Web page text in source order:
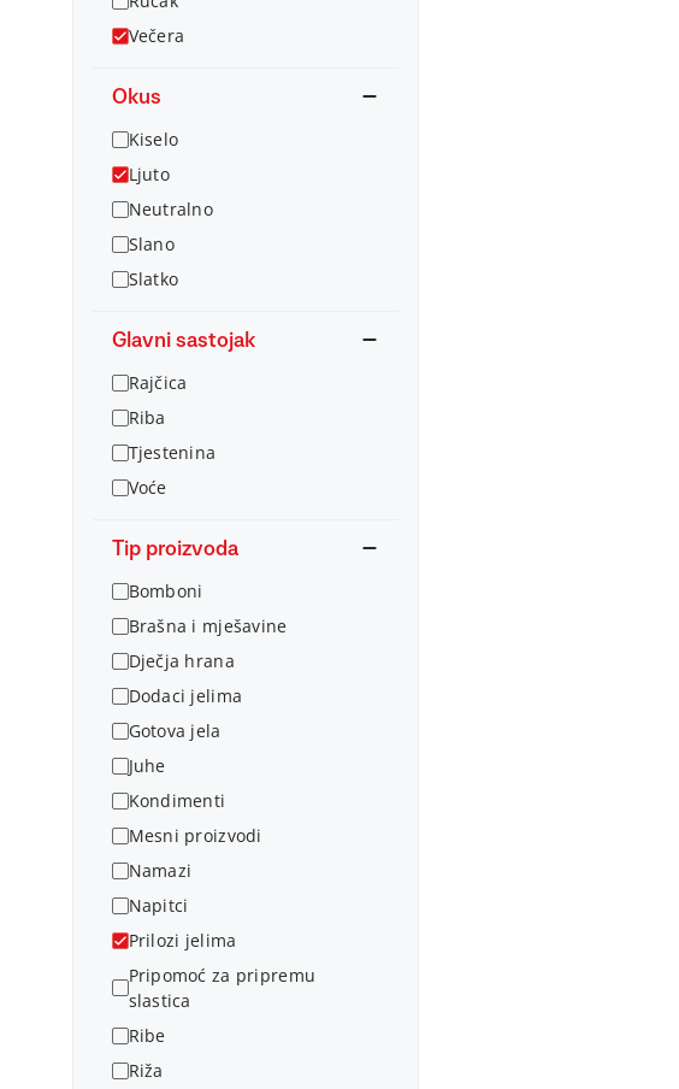
Večera
Okus
Kiselo
Ljuto
Neutralno
Slano
Slatko
Glavni sastojak
Rajčica
Riba
Tjestenina
Voće
Tip proizvoda
Bomboni
Brašna i mješavine
Dječja hrana
Dodaci jelima
Gotova jela
Juhe
Kondimenti
Mesni proizvodi
Namazi
Napitci
Prilozi jelima
Pripomoć za pripremu
slastica
Ribe
Riža